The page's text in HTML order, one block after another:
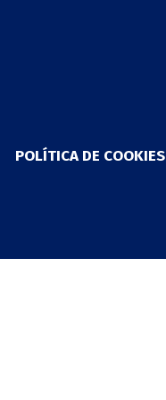
POLÍTICA DE COOKIES